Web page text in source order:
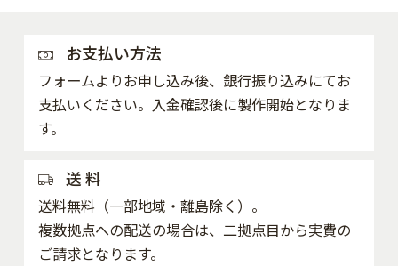
お支払い方法
フォームよりお申し込み後、銀行振り込みにてお
支払いください。入金確認後に製作開始となりま
す。
送 料
送料無料（一部地域・離島除く）。
複数拠点への配送の場合は、二拠点目から実費の
ご請求となります。